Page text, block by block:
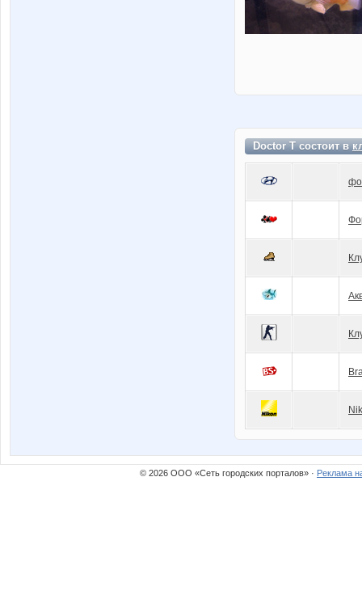
Doctor T состоит в
© 2026 ООО «Сеть городских порталов» · Реклама